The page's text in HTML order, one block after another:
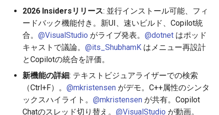
2026-05-02
2026-05-01
2026-04-29
2026-04-28
2025-10-17
2025-10-16
2025-10-14
2025-10-13
2026-05-02
2026-05-01
2026-04-29
2026-04-28
2025-10-17
2025-10-16
2025-10-14
2025-10-13
2026-04-29
2026-04-28
2026-04-26
2026-04-25
2025-10-17
2025-10-16
2025-10-14
2025-10-13
2026-04-28
2026-04-27
2026-04-25
2026-04-24
2025-10-17
2025-10-16
2025-10-14
2025-10-13
2026 Insidersリリース: 並行インストール可能、フィ
ードバック機能付き。新UI、速いビルド、Copilot統
合。 @VisualStudio がライブ発表。 @dotnet はポッド
キャストで議論。 @its_ShubhamK はメニュー再設計
とCopilotの統合を評価。
新機能の詳細: テキストビジュアライザーでの検索
（Ctrl+F）。 @mkristensen がデモ。C++属性のシンタ
ックスハイライト。 @mkristensen が共有。Copilot
Chatのスレッド切り替え。 @VisualStudio が動画。